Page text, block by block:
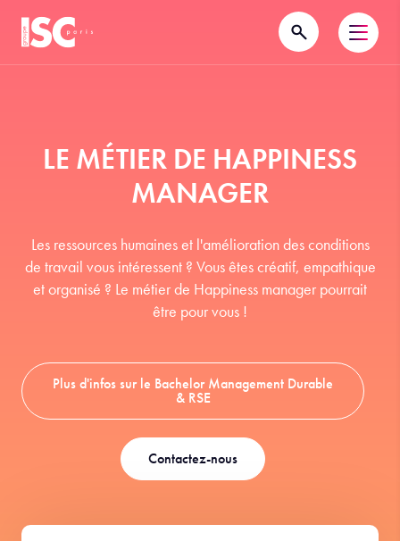
LE MÉTIER DE HAPPINESS
MANAGER
Les ressources humaines et l'amélioration des conditions
de travail vous intéressent ? Vous êtes créatif, empathique
et organisé ? Le métier de Happiness manager pourrait
être pour vous !
Plus d'infos sur le Bachelor Management Durable
& RSE
Contactez-nous